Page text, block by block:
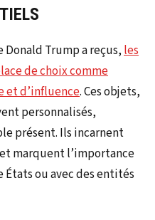
Donald Trump a reçus, les
de choix comme
et d’influence. Ces objets,
personnalisés,
présent. Ils incarnent
marquent l’importance
ou avec des entités